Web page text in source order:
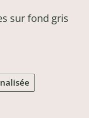
sur fond gris